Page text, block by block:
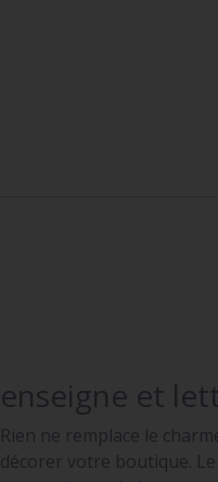
enseigne et
Rien ne remplace le
décorer votre boutique.